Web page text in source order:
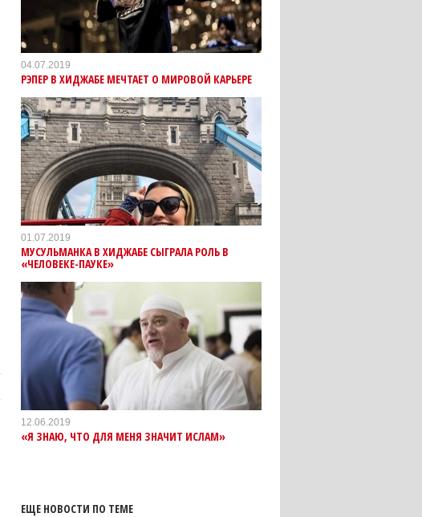
04.07.2019
РЭПЕР В ХИДЖАБЕ МЕЧТАЕТ О МИРОВОЙ КАРЬЕРЕ
01.07.2019
МУСУЛЬМАНКА В ХИДЖАБЕ СЫГРАЛА РОЛЬ В
«ЧЕЛОВЕКЕ-ПАУКЕ»
12.06.2019
«Я ЗНАЮ, ЧТО ДЛЯ МЕНЯ ЗНАЧИТ ИСЛАМ»
ЕЩЕ НОВОСТИ ПО ТЕМЕ